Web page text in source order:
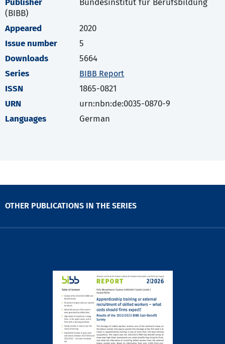
Publisher
Bundesinstitut für Berufsbildung
(BIBB)
Appeared
2020
Issue number
5
Downloads
5664
Series
BIBB Report
ISSN
1865-0821
URN
urn:nbn:de:0035-0870-9
Languages
German
OTHER PUBLICATIONS IN THE SERIES